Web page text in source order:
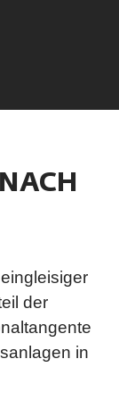
der
in